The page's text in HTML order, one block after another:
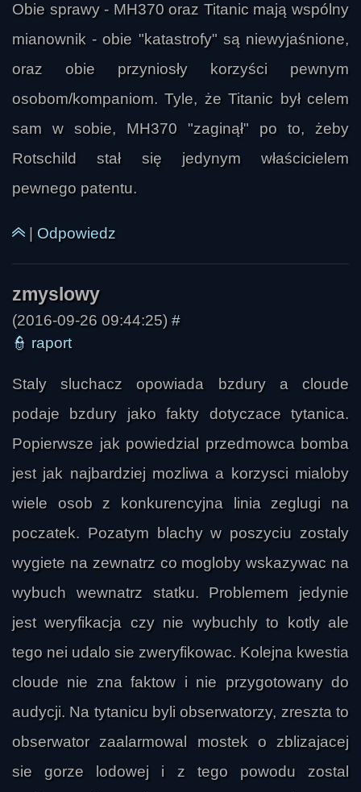
Obie sprawy - MH370 oraz Titanic mają wspólny
mianownik - obie "katastrofy" są niewyjaśnione,
oraz obie przyniosły korzyści pewnym
osobom/kompaniom. Tyle, że Titanic był celem
sam w sobie, MH370 "zaginął" po to, żeby
Rotschild stał się jedynym właścicielem
pewnego patentu.
Odpowiedz
(2016-09-26 09:44:25) #
👮 raport
Staly sluchacz opowiada bzdury a cloude
podaje bzdury jako fakty dotyczace tytanica.
Popierwsze jak powiedzial przedmowca bomba
jest jak najbardziej mozliwa a korzysci mialoby
wiele osob z konkurencyjna linia zeglugi na
poczatek. Pozatym blachy w poszyciu zostaly
wygiete na zewnatrz co mogloby wskazywac na
wybuch wewnatrz statku. Problemem jedynie
jest weryfikacja czy nie wybuchly to kotly ale
tego nei udalo sie zweryfikowac. Kolejna kwestia
cloude nie zna faktow i nie przygotowany do
audycji. Na tytanicu byli obserwatorzy, zreszta to
obserwator zaalarmowal mostek o zblizajacej
sie gorze lodowej i z tego powodu zostal
zmyslowy